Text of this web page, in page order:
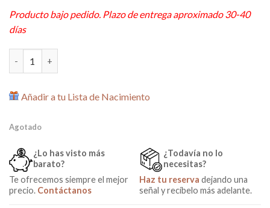
Producto bajo pedido. Plazo de entrega aproximado 30-40
días
Añadir a tu Lista de Nacimiento
Agotado
¿Lo has visto más
barato?
Te ofrecemos siempre el mejor
precio. Contáctanos
¿Todavía no lo
necesitas?
Haz tu reserva dejando una
señal y recíbelo más adelante.